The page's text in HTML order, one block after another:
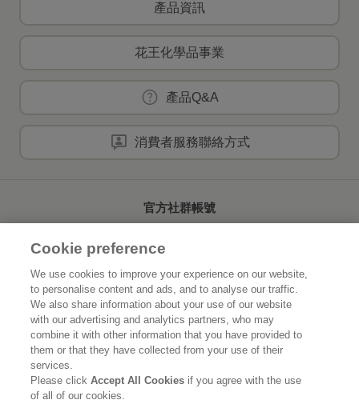
產品資訊
花王化學品事業
產品Q&A
消費者服務聯絡方式
官方社群帳號
首頁 關於花王
可持續發展 創新研發
品牌資訊
徵才資訊
Cookie preference
We use cookies to improve your experience on our website,
to personalise content and ads, and to analyse our traffic.
We also share information about your use of our website
with our advertising and analytics partners, who may
combine it with other information that you have provided to
them or that they have collected from your use of their
services.
Please clickAccept All Cookies if you agree with the use
of all of our cookies.